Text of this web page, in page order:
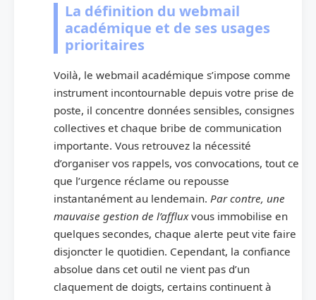
La définition du webmail
académique et de ses usages
prioritaires
Voilà, le webmail académique s’impose comme
instrument incontournable depuis votre prise de
poste, il concentre données sensibles, consignes
collectives et chaque bribe de communication
importante. Vous retrouvez la nécessité
d’organiser vos rappels, vos convocations, tout ce
que l’urgence réclame ou repousse
instantanément au lendemain. Par contre, une
mauvaise gestion de l’affluxvous immobilise en
quelques secondes, chaque alerte peut vite faire
disjoncter le quotidien. Cependant, la confiance
absolue dans cet outil ne vient pas d’un
claquement de doigts, certains continuent à